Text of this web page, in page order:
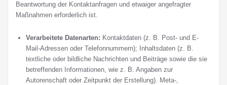
Beantwortung der Kontaktanfragen und etwaiger angefragter
Maßnahmen erforderlich ist.
Verarbeitete Datenarten: Kontaktdaten (z. B. Post- und E-
Mail-Adressen oder Telefonnummern); Inhaltsdaten (z. B.
textliche oder bildliche Nachrichten und Beiträge sowie die sie
betreffenden Informationen, wie z. B. Angaben zur
Autorenschaft oder Zeitpunkt der Erstellung). Meta-,